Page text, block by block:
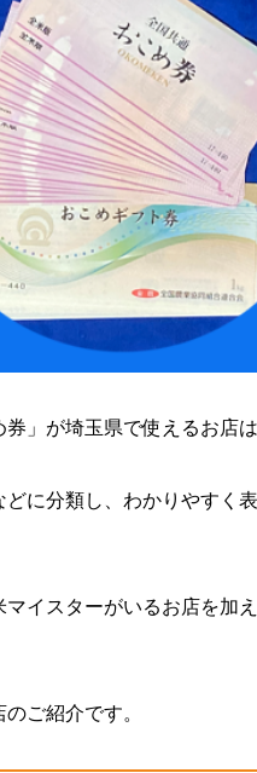
」が埼玉県で使えるお店
に分類し、わかりやすく
イスターがいるお店を加
ご紹介です。